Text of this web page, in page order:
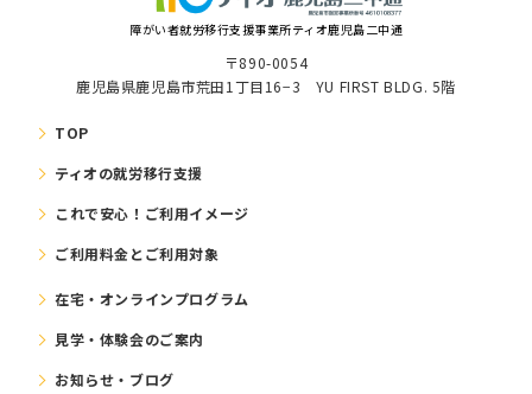
障がい者就労移⾏⽀援事業所ティオ鹿児島二中通
〒890-0054
鹿児島県鹿児島市荒田1丁目16−3 YU FIRST BLDG. 5階
TOP
ティオの就労移⾏⽀援
これで安⼼！ご利⽤イメージ
ご利⽤料⾦とご利⽤対象
在宅・オンラインプログラム
⾒学・体験会のご案内
お知らせ・ブログ